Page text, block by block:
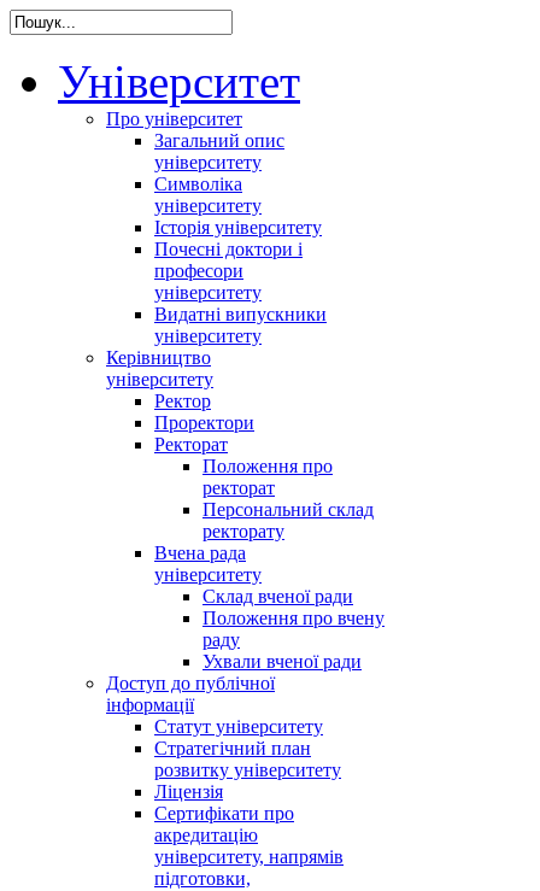
Університет
Про університет
Загальний опис
університету
Символіка
університету
Історія університету
Почесні доктори і
професори
університету
Видатні випускники
університету
Керівництво
університету
Ректор
Проректори
Ректорат
Положення про
ректорат
Персональний склад
ректорату
Вчена рада
університету
Склад вченої ради
Положення про вчену
раду
Ухвали вченої ради
Доступ до публічної
інформації
Статут університету
Стратегічний план
розвитку університету
Ліцензія
Сертифікати про
акредитацію
університету, напрямів
підготовки,